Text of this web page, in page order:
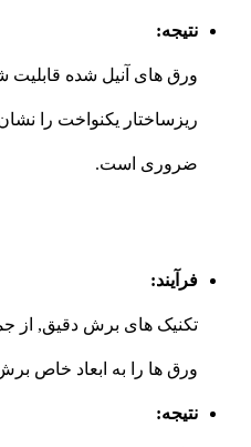
نتیجه:
ورق های آنیل شده قابلیت
ریزساختار یکنواخت را
ضروری است.
فرآیند:
تکنیک های برش دقیق, از
ورق ها را به ابعاد خاص
نتیجه: